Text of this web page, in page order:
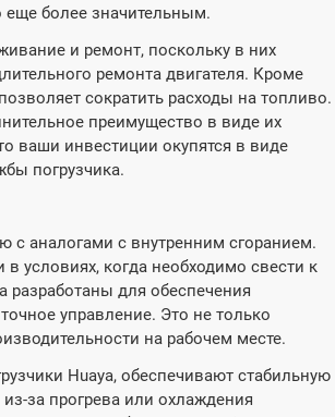
более значительным.
и ремонт, поскольку в них
ремонта двигателя. Кроме
сократить расходы на топливо.
преимущество в виде их
ваши инвестиции окупятся в виде
погрузчика.
с аналогами с внутренним сгоранием.
условиях, когда необходимо свести к
разработаны для обеспечения
управление. Это не только
на рабочем месте.
Huaya, обеспечивают стабильную
за прогрева или охлаждения